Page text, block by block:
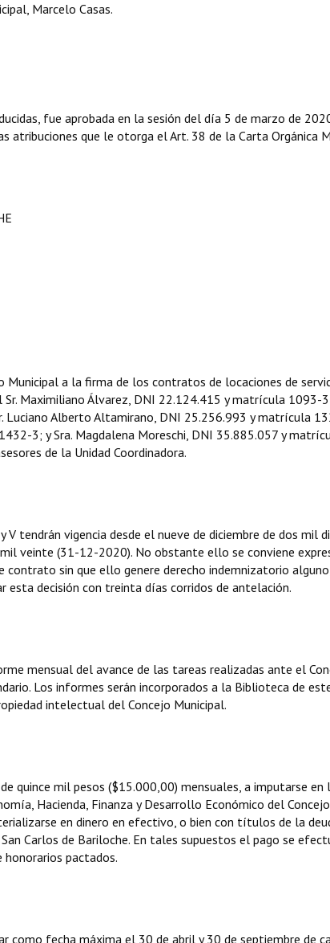
Marcelo Casas.
fue aprobada en la sesión del día 5 de marzo de
atribuciones que le otorga el Art. 38 de la Carta Orgánica
Municipal a la firma de los contratos de locaciones de
Maximiliano Álvarez, DNI 22.124.415 y matrícula 1093-
Luciano Alberto Altamirano, DNI 25.256.993 y matrícula
3; y Sra. Magdalena Moreschi, DNI 35.885.057 y
de la Unidad Coordinadora.
tendrán vigencia desde el nueve de diciembre de dos mil
veinte (31-12-2020). No obstante ello se conviene
sin que ello genere derecho indemnizatorio
esta decisión con treinta días corridos de antelación.
mensual del avance de las tareas realizadas ante el
Los informes serán incorporados a la Biblioteca de
intelectual del Concejo Municipal.
quince mil pesos ($15.000,00) mensuales, a imputarse en
Hacienda, Finanza y Desarrollo Económico del Concejo
en dinero en efectivo, o bien con títulos de la
Carlos de Bariloche. En tales supuestos el pago se
pactados.
como fecha máxima el 30 de abril y 30 de septiembre de